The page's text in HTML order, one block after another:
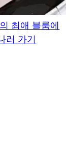
최애 블룸에
러 가기